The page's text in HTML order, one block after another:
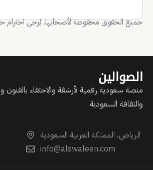
جميع الحقوق محفوظة لأصحابها. يُرجى احترام
الصوالين
منصة سعودية رقمية لأرشفة والاحتفاء بالفنون
والثقافة السعودية
الرياض، المملكة العربية السعودية
info@alswaleen.com